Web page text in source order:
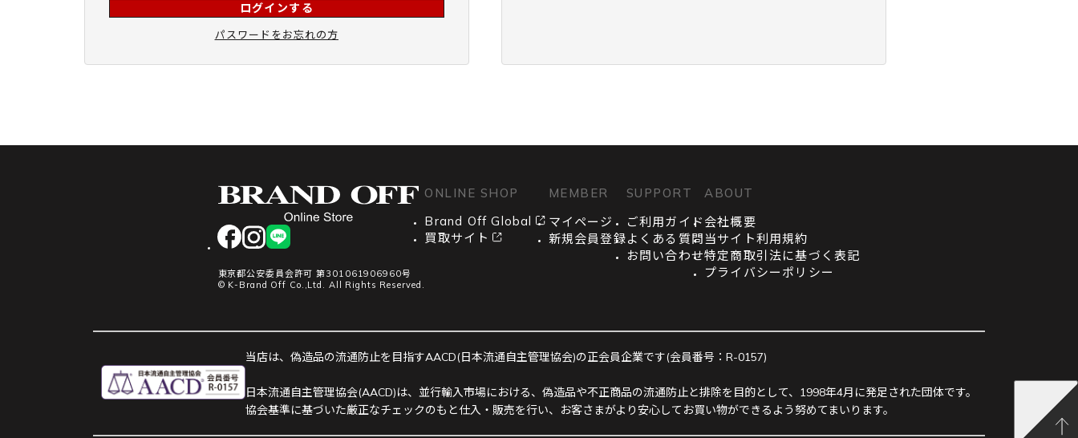
ログインする
パスワードをお忘れの方
facebookinstagram
LINE
東京都公安委員会許可 第301061906960号
© K-Brand Off Co.,Ltd. All Rights Reserved.
ONLINE SHOP
Brand Off Global
買取サイト
MEMBER
マイページ
新規会員登録
SUPPORT
ご利用ガイド
よくある質問
お問い合わせ
ABOUT
会社概要
当サイト利用規約
特定商取引法に基づく表記
プライバシーポリシー
当店は、偽造品の流通防止を目指すAACD(日本流通自主管理協会)の正会員企業です(会員番号：R-0157)
日本流通自主管理協会(AACD)は、並行輸入市場における、偽造品や不正商品の流通防止と排除を目的として、1998年4月に発足された団体です。
協会基準に基づいた厳正なチェックのもと仕入・販売を行い、お客さまがより安心してお買い物ができるよう努めてまいります。